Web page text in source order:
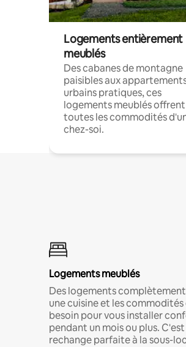
Logements entièrement
meublés
Des cabanes de montagne
paisibles aux
urbains pratiques, ces
logements meublés offrent
toutes les commodités
chez-soi.
Logements meublés
Des logements
une cuisine et les
besoin pour vous installer
pendant un mois ou plus.
rechange parfaite à la sous-